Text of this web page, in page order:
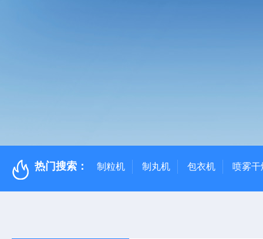
热门搜索： 制粒机 制丸机 包衣机 喷雾干